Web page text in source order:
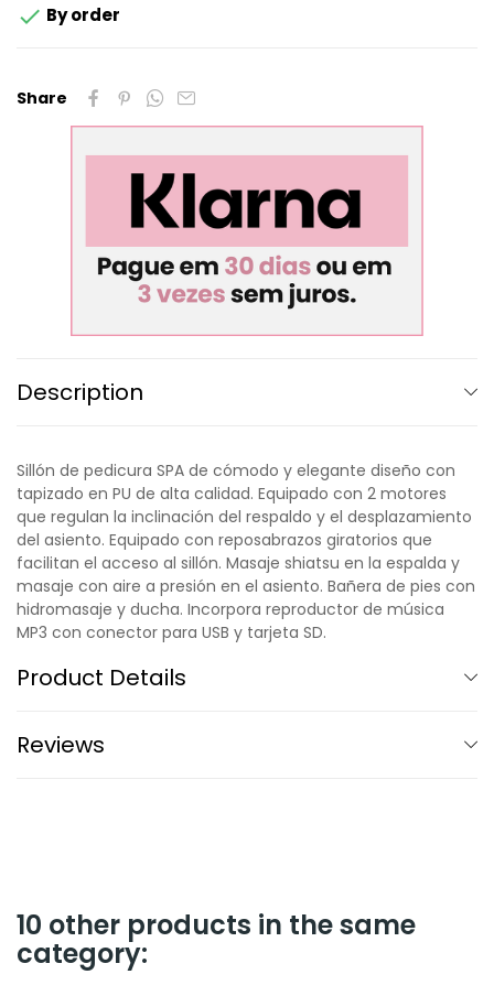
 By order
Share
Description
Sillón de pedicura SPA de cómodo y elegante diseño con
tapizado en PU de alta calidad. Equipado con 2 motores
que regulan la inclinación del respaldo y el desplazamiento
del asiento. Equipado con reposabrazos giratorios que
facilitan el acceso al sillón. Masaje shiatsu en la espalda y
masaje con aire a presión en el asiento. Bañera de pies con
hidromasaje y ducha. Incorpora reproductor de música
MP3 con conector para USB y tarjeta SD.
Product Details
Reviews
10 other products in the same
category: